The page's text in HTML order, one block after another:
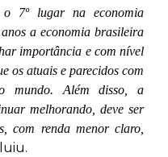
7º lugar na economia
a economia brasileira
importância e com nível
os atuais e parecidos com
mundo. Além disso, a
melhorando, deve ser
com renda menor claro,